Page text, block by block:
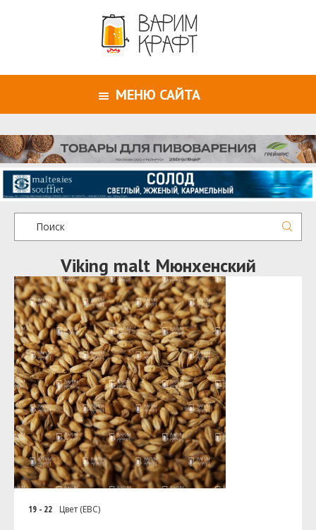
МЕНЮ САЙТА
Viking malt Мюнхенский
19 - 22 Цвет (EBC)